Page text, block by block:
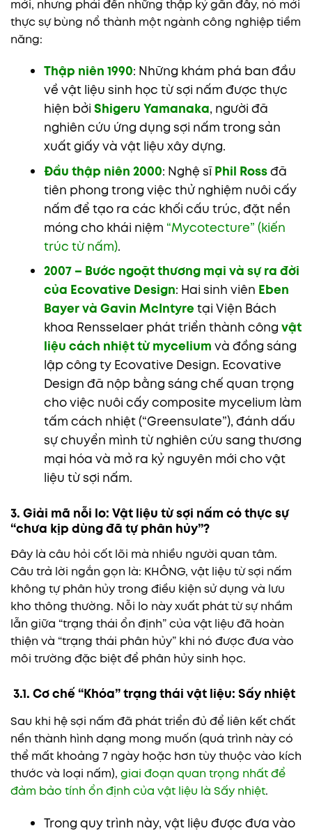
mới, nhưng phải đến những thập kỷ gần đây, nó mới
thực sự bùng nổ thành một ngành công nghiệp tiềm
năng:
Thập niên 1990: Những khám phá ban đầu
về vật liệu sinh học từ sợi nấm được thực
hiện bởi Shigeru Yamanaka, người đã
nghiên cứu ứng dụng sợi nấm trong sản
xuất giấy và vật liệu xây dựng.
Đầu thập niên 2000: Nghệ sĩPhil Rossđã
tiên phong trong việc thử nghiệm nuôi cấy
nấm để tạo ra các khối cấu trúc, đặt nền
móng cho khái niệm “Mycotecture” (kiến
trúc từ nấm).
2007 – Bước ngoặt thương mại và sự ra đời
của Ecovative Design: Hai sinh viên Eben
Bayer và Gavin McIntyre tại Viện Bách
khoa Rensselaer phát triển thành công vật
liệu cách nhiệt từ mycelium và đồng sáng
lập công ty Ecovative Design. Ecovative
Design đã nộp bằng sáng chế quan trọng
cho việc nuôi cấy composite mycelium làm
tấm cách nhiệt (“Greensulate”), đánh dấu
sự chuyển mình từ nghiên cứu sang thương
mại hóa và mở ra kỷ nguyên mới cho vật
liệu từ sợi nấm.
3. Giải mã nỗi lo: Vật liệu từ sợi nấm có thực sự
“chưa kịp dùng đã tự phân hủy”?
Đây là câu hỏi cốt lõi mà nhiều người quan tâm.
Câu trả lời ngắn gọn là: KHÔNG, vật liệu từ sợi nấm
không tự phân hủy trong điều kiện sử dụng và lưu
kho thông thường. Nỗi lo này xuất phát từ sự nhầm
lẫn giữa “trạng thái ổn định” của vật liệu đã hoàn
thiện và “trạng thái phân hủy” khi nó được đưa vào
môi trường đặc biệt để phân hủy sinh học.
3.1. Cơ chế “Khóa” trạng thái vật liệu: Sấy nhiệt
Sau khi hệ sợi nấm đã phát triển đủ để liên kết chất
nền thành hình dạng mong muốn (quá trình này có
thể mất khoảng 7 ngày hoặc hơn tùy thuộc vào kích
thước và loại nấm), giai đoạn quan trọng nhất để
đảm bảo tính ổn định của vật liệu là Sấy nhiệt.
Trong quy trình này, vật liệu được đưa vào